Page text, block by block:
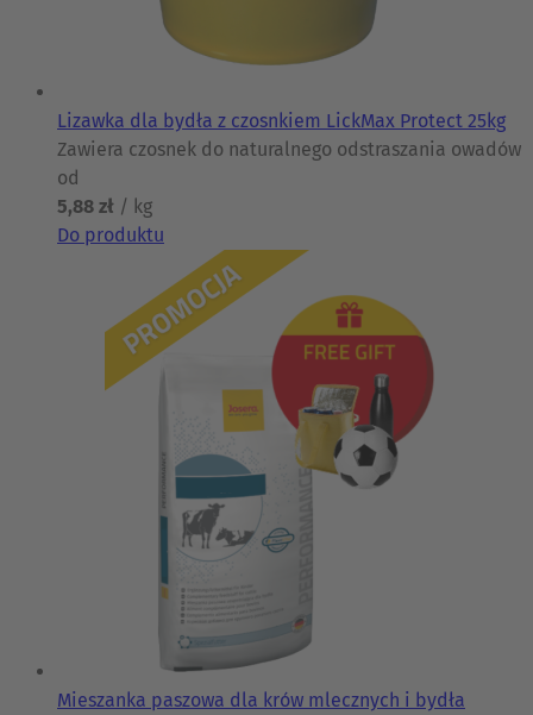
Lizawka dla bydła z czosnkiem LickMax Protect 25kg
Zawiera czosnek do naturalnego odstraszania owadów
od
5,88 zł / kg
Do produktu
Mieszanka paszowa dla krów mlecznych i bydła